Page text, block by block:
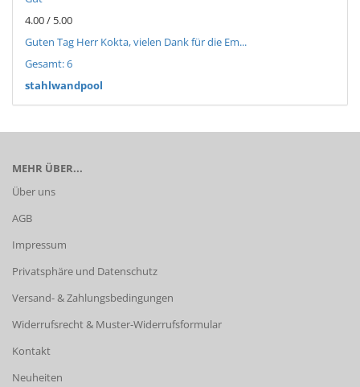
4.00 / 5.00
Guten Tag Herr Kokta, vielen Dank für die Em...
Gesamt: 6
stahlwandpool
MEHR ÜBER...
Über uns
AGB
Impressum
Privatsphäre und Datenschutz
Versand- & Zahlungsbedingungen
Widerrufsrecht & Muster-Widerrufsformular
Kontakt
Neuheiten